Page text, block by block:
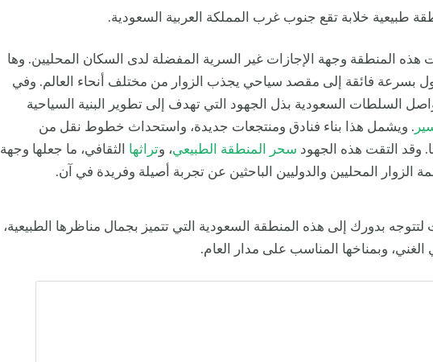
طبيعية خلابة تقع جنوب غرب المملكة العربية السعودية.
هذه المنطقة وجهة الإجازات غير السرية المفضلة لدى السكان المحليين. وها
بسرعة فائقة إلى مقصد سياحي يجذب الزوار من مختلف أنحاء العالم. وفي
السلطات السعودية بذل الجهود التي تهدف إلى تطوير البنية السياحية
. ويشمل هذا بناء فنادق ومنتجعات جديدة، واستحداث خطوط نقل من
وقد التقت هذه الجهود سحر المنطقة الطبيعي، وتراثها الثقافي، ما جعلها وجهة
الزوار المحليين والدوليين الباحثين عن تجربة أصيلة وفريدة في آن.
لتتوجه بدورك إلى هذه المنطقة السعودية التي تتميز بجمال مناظرها الطبيعية،
الغني، وبمناخها المناسب على مدار العام.